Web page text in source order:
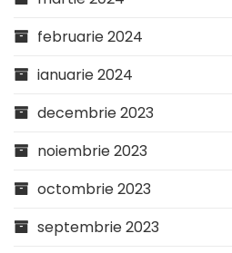
februarie 2024
ianuarie 2024
decembrie 2023
noiembrie 2023
octombrie 2023
septembrie 2023